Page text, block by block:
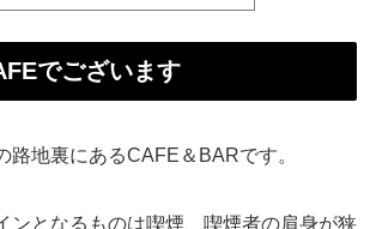
でございます
路地裏にあるCAFE＆BARです。
ンとなるものは喫煙、喫煙者の肩身が狭